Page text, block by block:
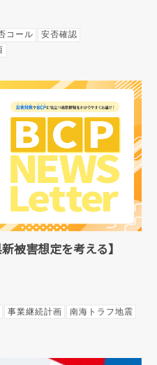
コール
安否確認
被害想定を考える】
事業継続計画
南海トラフ地震